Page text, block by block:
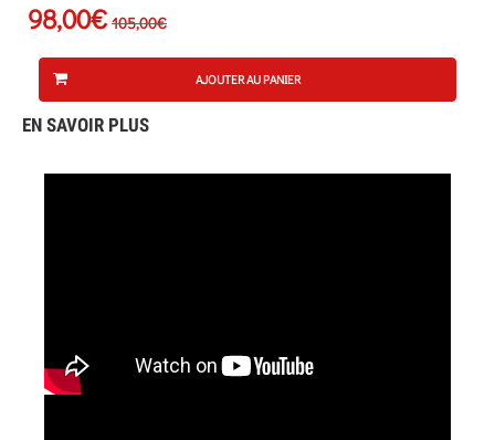
98,00€ 105,00€
AJOUTER AU PANIER
EN SAVOIR PLUS